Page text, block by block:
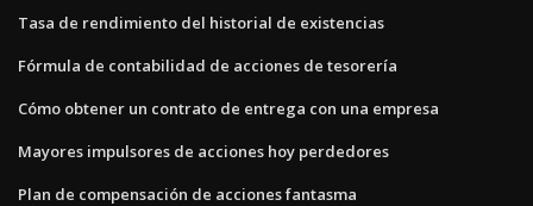
Tasa de rendimiento del historial de existencias
Fórmula de contabilidad de acciones de tesorería
Cómo obtener un contrato de entrega con una empresa
Mayores impulsores de acciones hoy perdedores
Plan de compensación de acciones fantasma